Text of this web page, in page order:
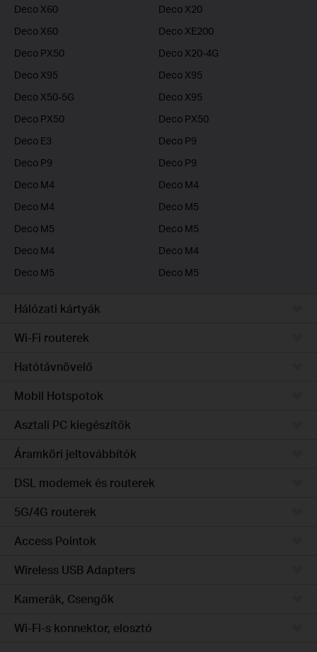
Deco X60
Deco X20
Deco X60
Deco XE200
Deco PX50
Deco X20-4G
Deco X95
Deco X95
Deco X50-5G
Deco X95
Deco PX50
Deco PX50
Deco E3
Deco P9
Deco P9
Deco P9
Deco M4
Deco M4
Deco M4
Deco M5
Deco M5
Deco M5
Deco M4
Deco M4
Deco M5
Deco M5
Hálózati kártyák
Wi-Fi routerek
Hatótávnövelő
Mobil Hotspotok
Asztali PC kiegészítők
Áramköri jeltovábbítók
DSL modemek és routerek
5G/4G routerek
Access Pointok
Wireless USB Adapters
Kamerák, Csengők
Wi-Fi-s konnektor, elosztó